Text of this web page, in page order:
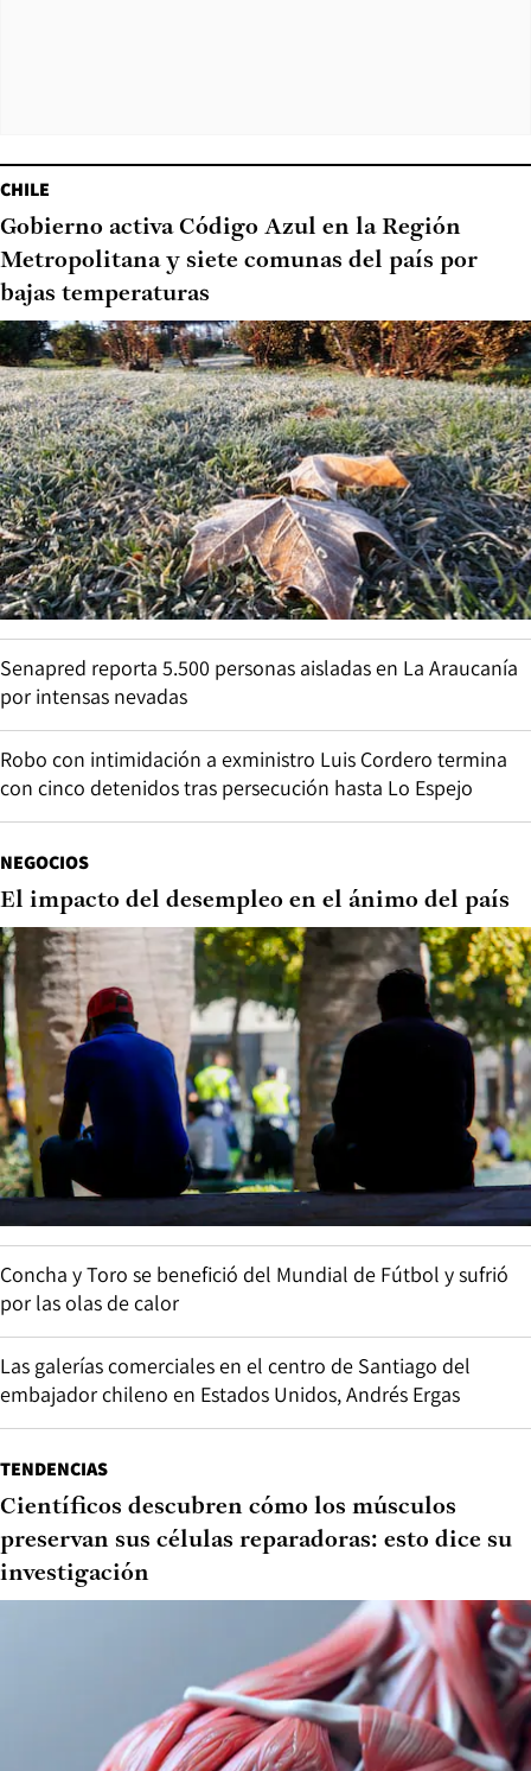
CHILE
Gobierno activa Código Azul en la Región
Metropolitana y siete comunas del país por
bajas temperaturas
Senapred reporta 5.500 personas aisladas en La Araucanía
por intensas nevadas
Robo con intimidación a exministro Luis Cordero termina
con cinco detenidos tras persecución hasta Lo Espejo
NEGOCIOS
El impacto del desempleo en el ánimo del país
Concha y Toro se benefició del Mundial de Fútbol y sufrió
por las olas de calor
Las galerías comerciales en el centro de Santiago del
embajador chileno en Estados Unidos, Andrés Ergas
TENDENCIAS
Científicos descubren cómo los músculos
preservan sus células reparadoras: esto dice su
investigación